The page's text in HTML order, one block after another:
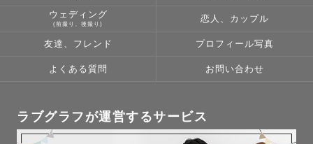
ウェディング
(前撮り、後撮り)
恋人、カップル
友達、フレンド プロフィール写真
よくある質問 お問い合わせ
ラブグラフが運営するサービス